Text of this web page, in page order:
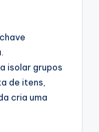
isolar grupos
de itens,
cria uma